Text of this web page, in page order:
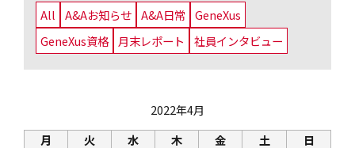
All A&Aお知らせ A&A日常
GeneXus
GeneXus資格
月末レポート 社員インタビュー
2022年4月
月
火 水 木 金 土 日